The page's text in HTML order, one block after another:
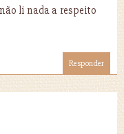
li nada a respeito
Responder